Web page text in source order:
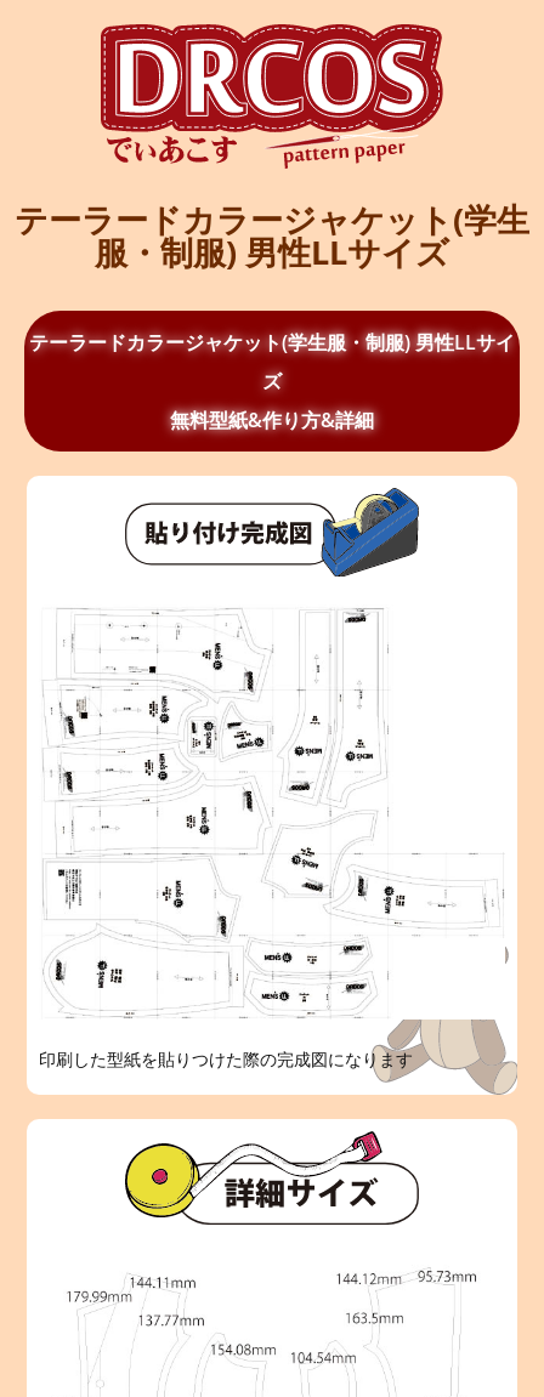
テーラードカラージャケット(学生
服・制服) 男性LLサイズ
テーラードカラージャケット(学生服・制服) 男性LLサイ
ズ
無料型紙&作り方&詳細
印刷した型紙を貼りつけた際の完成図になります